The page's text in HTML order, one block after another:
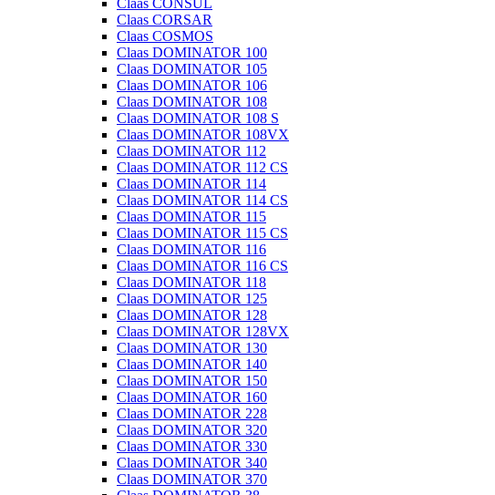
Claas CONSUL
Claas CORSAR
Claas COSMOS
Claas DOMINATOR 100
Claas DOMINATOR 105
Claas DOMINATOR 106
Claas DOMINATOR 108
Claas DOMINATOR 108 S
Claas DOMINATOR 108VX
Claas DOMINATOR 112
Claas DOMINATOR 112 CS
Claas DOMINATOR 114
Claas DOMINATOR 114 CS
Claas DOMINATOR 115
Claas DOMINATOR 115 CS
Claas DOMINATOR 116
Claas DOMINATOR 116 CS
Claas DOMINATOR 118
Claas DOMINATOR 125
Claas DOMINATOR 128
Claas DOMINATOR 128VX
Claas DOMINATOR 130
Claas DOMINATOR 140
Claas DOMINATOR 150
Claas DOMINATOR 160
Claas DOMINATOR 228
Claas DOMINATOR 320
Claas DOMINATOR 330
Claas DOMINATOR 340
Claas DOMINATOR 370